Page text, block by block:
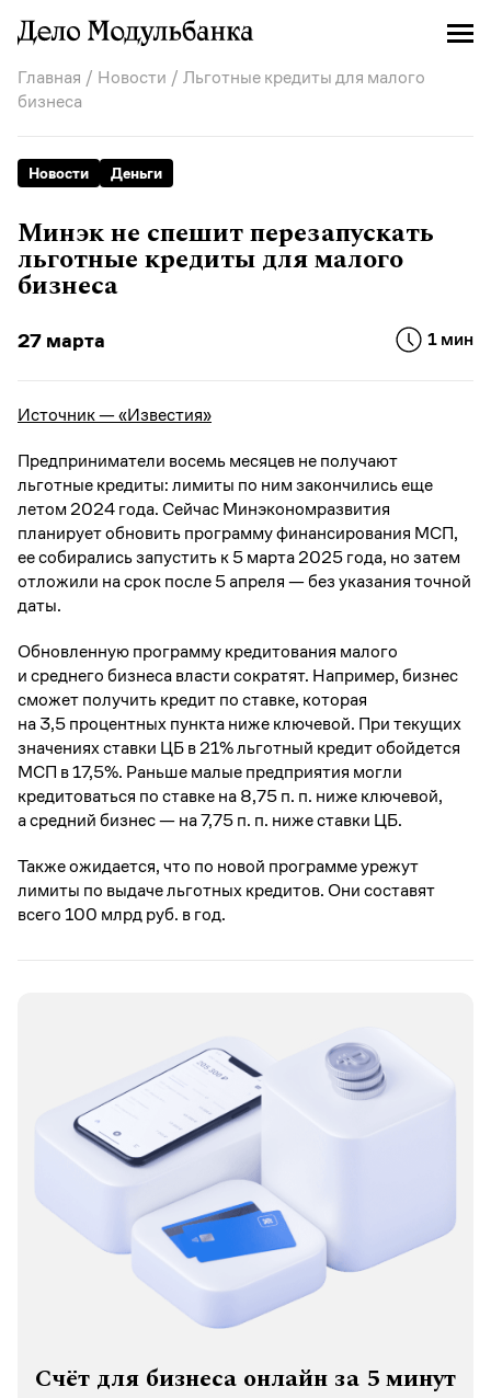
Главная / Новости / Льготные кредиты для малого
бизнеса
Новости Деньги
Минэк не спешит перезапускать
льготные кредиты для малого
бизнеса
27 марта 1 мин
Источник — «Известия»
Предприниматели восемь месяцев не получают
льготные кредиты: лимиты по ним закончились еще
летом 2024 года. Сейчас Минэкономразвития
планирует обновить программу финансирования МСП,
ее собирались запустить к 5 марта 2025 года, но затем
отложили на срок после 5 апреля — без указания точной
даты.
Обновленную программу кредитования малого
и среднего бизнеса власти сократят. Например, бизнес
сможет получить кредит по ставке, которая
на 3,5 процентных пункта ниже ключевой. При текущих
значениях ставки ЦБ в 21% льготный кредит обойдется
МСП в 17,5%. Раньше малые предприятия могли
кредитоваться по ставке на 8,75 п. п. ниже ключевой,
а средний бизнес — на 7,75 п. п. ниже ставки ЦБ.
Также ожидается, что по новой программе урежут
лимиты по выдаче льготных кредитов. Они составят
всего 100 млрд руб. в год.
Счёт для бизнеса онлайн за 5 минут